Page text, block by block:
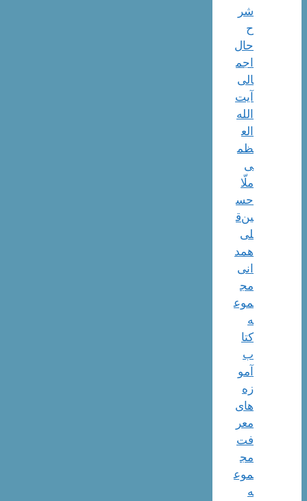
شر
ح
حال
اجم
الی
آیت‌
الله‌
الع
ظم
ی
ملّا
حس
ین‌ق
لی
همد
انی
مج
موع
ه
کتا
ب
آمو
زه
های
معر
فت
مج
موع
ه